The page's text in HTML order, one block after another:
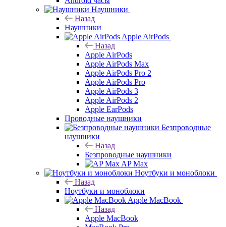
Наушники
Назад
Наушники
Apple AirPods
Назад
Apple AirPods
Apple AirPods Max
Apple AirPods Pro 2
Apple AirPods Pro
Apple AirPods 3
Apple AirPods 2
Apple EarPods
Проводные наушники
Безпроводные
наушники
Назад
Безпроводные наушники
AP Max
Ноутбуки и моноблоки
Назад
Ноутбуки и моноблоки
Apple MacBook
Назад
Apple MacBook